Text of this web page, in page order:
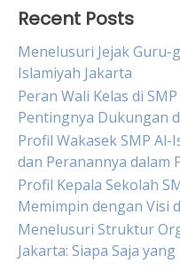
Recent Posts
Menelusuri Jejak Guru-
Islamiyah Jakarta
Peran Wali Kelas di
Pentingnya Dukungan
Profil Wakasek SMP Al-
dan Peranannya dalam
Profil Kepala Sekolah
Memimpin dengan Visi
Menelusuri Struktur
Jakarta: Siapa Saja